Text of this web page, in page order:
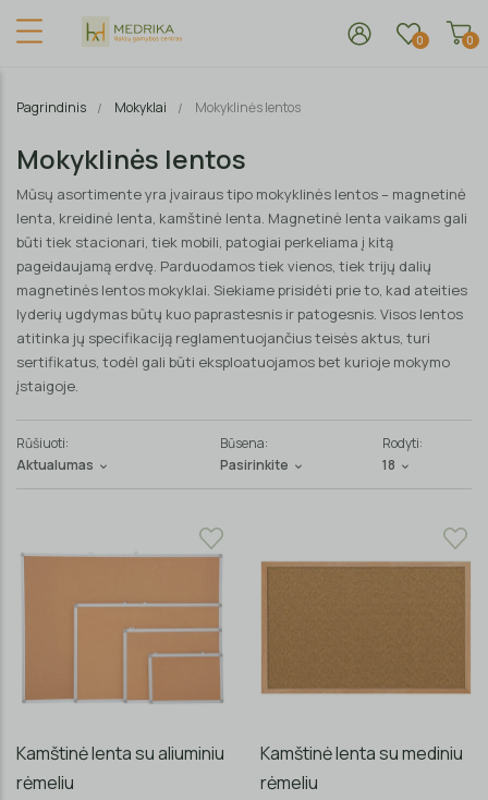
0 0
Pagrindinis Mokyklai Mokyklinės lentos
Mokyklinės lentos
Mūsų asortimente yra įvairaus tipo mokyklinės lentos – magnetinė
lenta, kreidinė lenta, kamštinė lenta. Magnetinė lenta vaikams gali
būti tiek stacionari, tiek mobili, patogiai perkeliama į kitą
pageidaujamą erdvę. Parduodamos tiek vienos, tiek trijų dalių
magnetinės lentos mokyklai. Siekiame prisidėti prie to, kad ateities
lyderių ugdymas būtų kuo paprastesnis ir patogesnis. Visos lentos
atitinka jų specifikaciją reglamentuojančius teisės aktus, turi
sertifikatus, todėl gali būti eksploatuojamos bet kurioje mokymo
įstaigoje.
Rūšiuoti:
Aktualumas
Būsena:
Pasirinkite
Rodyti:
18
Kamštinė lenta su aliuminiu
rėmeliu
Kamštinė lenta su mediniu
rėmeliu